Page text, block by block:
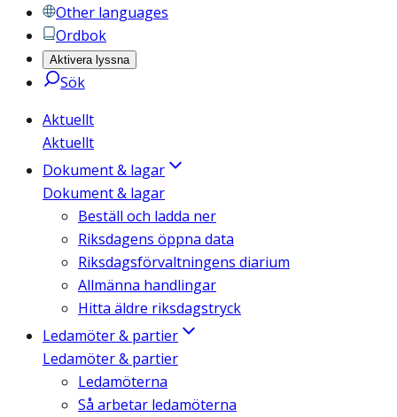
Other languages
Ordbok
Aktivera lyssna
Sök
Aktuellt
Aktuellt
Dokument & lagar
Dokument & lagar
Beställ och ladda ner
Riksdagens öppna data
Riksdagsförvaltningens diarium
Allmänna handlingar
Hitta äldre riksdagstryck
Ledamöter & partier
Ledamöter & partier
Ledamöterna
Så arbetar ledamöterna